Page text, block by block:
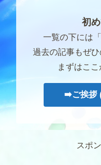
初
一覧の下には
過去の記事もぜ
まずはこ
➡️ご挨拶
スポ